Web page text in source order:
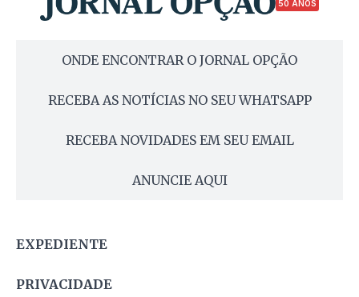
50 ANOS
ONDE ENCONTRAR O JORNAL OPÇÃO
RECEBA AS NOTÍCIAS NO SEU WHATSAPP
RECEBA NOVIDADES EM SEU EMAIL
ANUNCIE AQUI
EXPEDIENTE
PRIVACIDADE